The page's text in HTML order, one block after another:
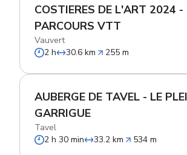
COSTIERES DE L'ART 2024 -
PARCOURS VTT
Vauvert
2 h
30.6 km 255 m
AUBERGE DE TAVEL - LE
GARRIGUE
Tavel
2 h 30 min
33.2 km 534 m